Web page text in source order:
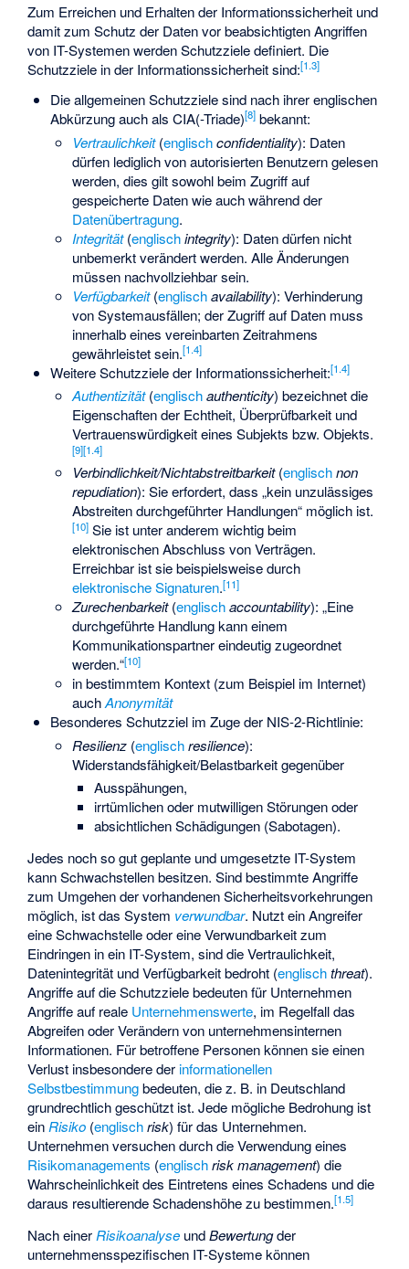
Zum Erreichen und Erhalten der Informationssicherheit und
damit zum Schutz der Daten vor beabsichtigten Angriffen
von IT-Systemen werden Schutzziele definiert. Die
Schutzziele in der Informationssicherheit sind:[1.3]
Die allgemeinen Schutzziele sind nach ihrer englischen
Abkürzung auch als CIA(-Triade)[8]bekannt:
Vertraulichkeit(englischconfidentiality): Daten
dürfen lediglich von autorisierten Benutzern gelesen
werden, dies gilt sowohl beim Zugriff auf
gespeicherte Daten wie auch während der
Datenübertragung.
Integrität(englischintegrity): Daten dürfen nicht
unbemerkt verändert werden. Alle Änderungen
müssen nachvollziehbar sein.
Verfügbarkeit(englischavailability): Verhinderung
von Systemausfällen; der Zugriff auf Daten muss
innerhalb eines vereinbarten Zeitrahmens
gewährleistet sein.[1.4]
Weitere Schutzziele der Informationssicherheit:[1.4]
Authentizität(englischauthenticity) bezeichnet die
Eigenschaften der Echtheit, Überprüfbarkeit und
Vertrauenswürdigkeit eines Subjekts bzw. Objekts.
[9][1.4]
Verbindlichkeit/Nichtabstreitbarkeit(englischnon
repudiation): Sie erfordert, dass „kein unzulässiges
Abstreiten durchgeführter Handlungen“ möglich ist.
[10] Sie ist unter anderem wichtig beim
elektronischen Abschluss von Verträgen.
Erreichbar ist sie beispielsweise durch
elektronische Signaturen.[11]
Zurechenbarkeit(englischaccountability): „Eine
durchgeführte Handlung kann einem
Kommunikationspartner eindeutig zugeordnet
werden.“[10]
in bestimmtem Kontext (zum Beispiel im Internet)
auchAnonymität
Besonderes Schutzziel im Zuge der NIS-2-Richtlinie:
Resilienz (englischresilience):
Widerstandsfähigkeit/Belastbarkeit gegenüber
Ausspähungen,
irrtümlichen oder mutwilligen Störungen oder
absichtlichen Schädigungen (Sabotagen).
Jedes noch so gut geplante und umgesetzte IT-System
kann Schwachstellen besitzen. Sind bestimmte Angriffe
zum Umgehen der vorhandenen Sicherheitsvorkehrungen
möglich, ist das System verwundbar. Nutzt ein Angreifer
eine Schwachstelle oder eine Verwundbarkeit zum
Eindringen in ein IT-System, sind die Vertraulichkeit,
Datenintegrität und Verfügbarkeit bedroht (englisch threat).
Angriffe auf die Schutzziele bedeuten für Unternehmen
Angriffe auf reale Unternehmenswerte, im Regelfall das
Abgreifen oder Verändern von unternehmensinternen
Informationen. Für betroffene Personen können sie einen
Verlust insbesondere der informationellen
Selbstbestimmungbedeuten, die z. B. in Deutschland
grundrechtlich geschützt ist. Jede mögliche Bedrohung ist
ein Risiko (englisch risk) für das Unternehmen.
Unternehmen versuchen durch die Verwendung eines
Risikomanagements (englisch risk management) die
Wahrscheinlichkeit des Eintretens eines Schadens und die
daraus resultierende Schadenshöhe zu bestimmen.[1.5]
Nach einer Risikoanalyse undBewertungder
unternehmensspezifischen IT-Systeme können